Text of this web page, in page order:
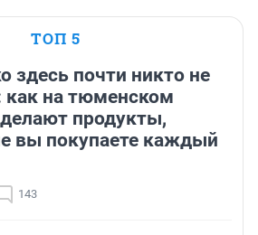
ТОП 5
здесь почти никто не
как на тюменском
продукты,
вы покупаете каждый
143